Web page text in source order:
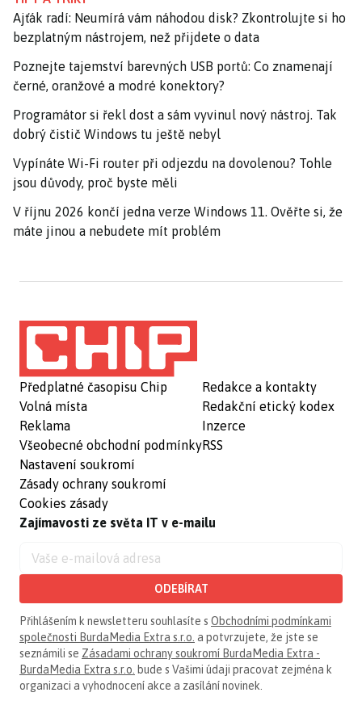
Ajťák radí: Neumírá vám náhodou disk? Zkontrolujte si ho
bezplatným nástrojem, než přijdete o data
Poznejte tajemství barevných USB portů: Co znamenají
černé, oranžové a modré konektory?
Programátor si řekl dost a sám vyvinul nový nástroj. Tak
dobrý čistič Windows tu ještě nebyl
Vypínáte Wi-Fi router při odjezdu na dovolenou? Tohle
jsou důvody, proč byste měli
V říjnu 2026 končí jedna verze Windows 11. Ověřte si, že
máte jinou a nebudete mít problém
Předplatné časopisu Chip
Volná místa
Reklama
Všeobecné obchodní podmínky
Nastavení soukromí
Zásady ochrany soukromí
Cookies zásady
Redakce a kontakty
Redakční etický kodex
Inzerce
RSS
Zajímavosti ze světa IT v e-mailu
ODEBÍRAT
Přihlášením k newsletteru souhlasíte s Obchodními podmínkami
společnosti BurdaMedia Extra s.r.o. a potvrzujete, že jste se
seznámili se Zásadami ochrany soukromí BurdaMedia Extra -
BurdaMedia Extra s.r.o. bude s Vašimi údaji pracovat zejména k
organizaci a vyhodnocení akce a zasílání novinek.